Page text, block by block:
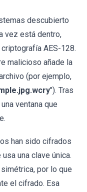
descubierto
vez está dentro,
AES-128.
malicioso añade la
(por ejemplo,
"). Tras
ventana que
han sido cifrados
una clave única.
por lo que
el cifrado. Esa